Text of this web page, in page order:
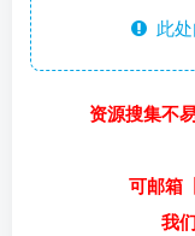
此处
资源搜集不
可邮箱
我